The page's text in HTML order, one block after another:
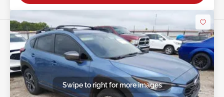
Swipe to right for more images